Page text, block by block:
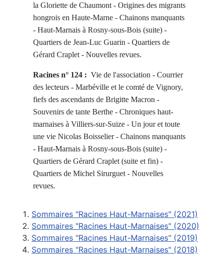
la Gloriette de Chaumont - Origines des migrants
hongrois en Haute-Marne - Chainons manquants
- Haut-Marnais à Rosny-sous-Bois (suite) -
Quartiers de Jean-Luc Guarin - Quartiers de
Gérard Craplet - Nouvelles revues.
Racines n° 124 : Vie de l'association - Courrier
des lecteurs - Marbéville et le comté de Vignory,
fiefs des ascendants de Brigitte Macron -
Souvenirs de tante Berthe - Chroniques haut-
marnaises à Villiers-sur-Suize - Un jour et toute
une vie Nicolas Boisselier - Chainons manquants
- Haut-Marnais à Rosny-sous-Bois (suite) -
Quartiers de Gérard Craplet (suite et fin) -
Quartiers de Michel Sirurguet - Nouvelles
revues.
Sommaires "Racines Haut-Marnaises" (2021)
Sommaires "Racines Haut-Marnaises" (2020)
Sommaires "Racines Haut-Marnaises" (2019)
Sommaires "Racines Haut-Marnaises" (2018)